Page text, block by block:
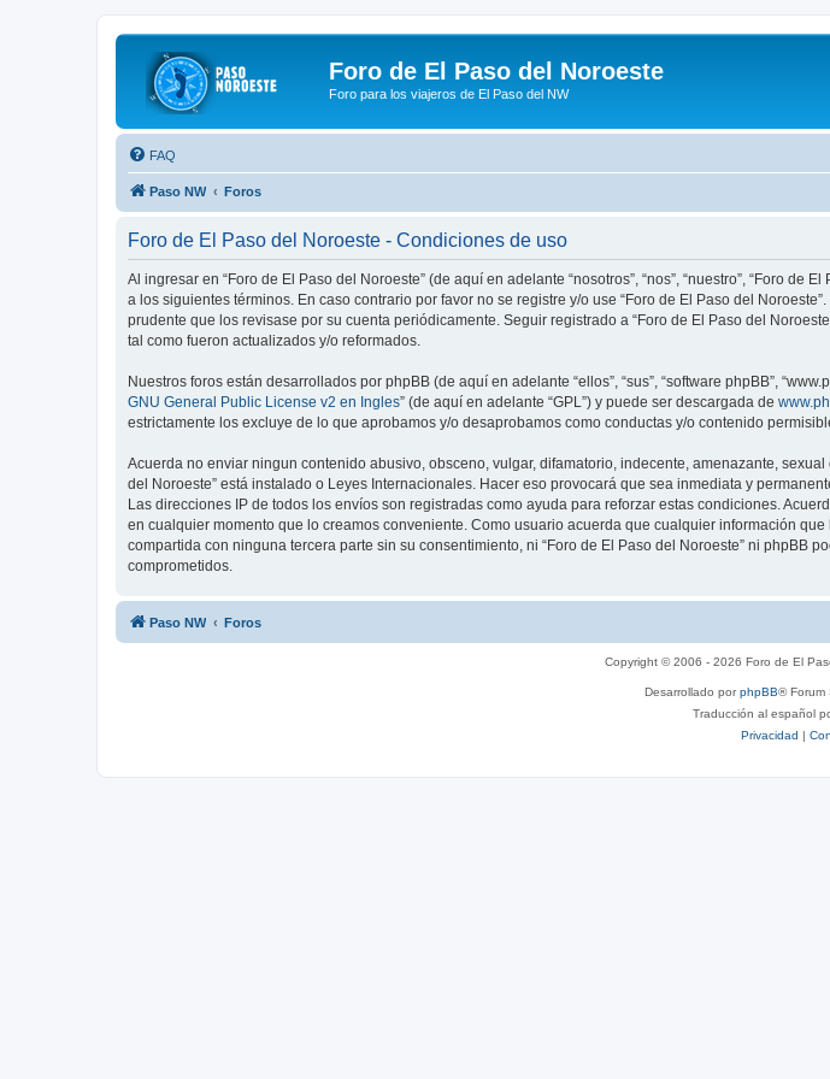
Foro de El Paso del Noroeste
Foro para los viajeros de El Paso del NW
FAQ
Paso NW Foros
Foro de El Paso del Noroeste - Condiciones de uso
Al ingresar en “Foro de El Paso del Noroeste” (de aquí en adelante “nosotros”, “nos”, “nuestro”, “Foro
a los siguientes términos. En caso contrario por favor no se registre y/o use “Foro de El Paso del
prudente que los revisase por su cuenta periódicamente. Seguir registrado a “Foro de El Paso del
tal como fueron actualizados y/o reformados.
Nuestros foros están desarrollados por phpBB (de aquí en adelante “ellos”, “sus”, “software phpBB”,
GNU General Public License v2 en Ingles” (de aquí en adelante “GPL”) y puede ser descargada de
estrictamente los excluye de lo que aprobamos y/o desaprobamos como conductas y/o contenido
Acuerda no enviar ningun contenido abusivo, obsceno, vulgar, difamatorio, indecente, amenazante,
del Noroeste” está instalado o Leyes Internacionales. Hacer eso provocará que sea inmediata y
Las direcciones IP de todos los envíos son registradas como ayuda para reforzar estas condiciones.
en cualquier momento que lo creamos conveniente. Como usuario acuerda que cualquier información
compartida con ninguna tercera parte sin su consentimiento, ni “Foro de El Paso del Noroeste” ni
comprometidos.
Paso NW Foros
Copyright © 2006 - 2026 Foro de El
Desarrollado porphpBB® Forum
Traducción al español
Privacidad |